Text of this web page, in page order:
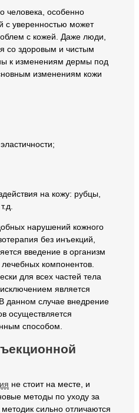
человека, особенно
с уверенностью может
с кожей. Даже люди,
со здоровым и чистым
к изменениям дермы под
изменениям кожи
на кожу: рубцы,
нарушений кожного
без инъекций,
введение в организм
компонентов.
для всех частей тела
является
данном случае внедрение
осуществляется
способом.
не стоит на месте, и
методы по уходу за
сильно отличаются